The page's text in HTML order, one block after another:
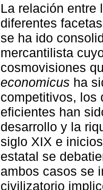
La relación entre
diferentes
se ha ido
mercantilista
cosmovisiones
economicus ha
competitivos, los
eficientes han
desarrollo y la
siglo XIX e
estatal se
ambos casos se
civilizatorio